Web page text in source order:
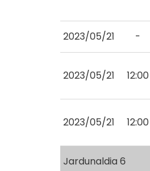
2023/05/21 -
2023/05/21 12:00
2023/05/21 12:00
Jardunaldia 6